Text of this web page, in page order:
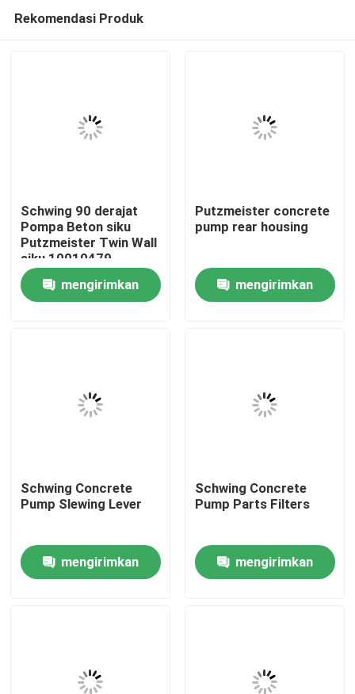
Rumah
Produk
Kontrol kualitas
Bagian Pompa Beton Schwing
Rekomendasi Produk
Schwing 90 derajat
Pompa Beton siku
Putzmeister Twin Wall
siku 10010479
mengirimkan
Putzmeister concrete
pump rear housing
mengirimkan
Schwing Concrete
Pump Slewing Lever
mengirimkan
Schwing Concrete
Pump Parts Filters
mengirimkan